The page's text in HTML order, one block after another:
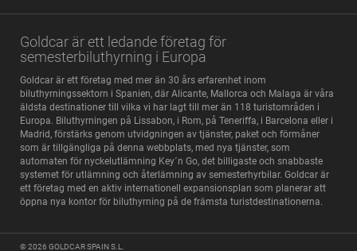
Goldcar är ett ledande företag för
semesterbiluthyrning i Europa
Goldcar är ett företag med mer än 30 års erfarenhet inom
biluthyrningssektorn i Spanien, där Alicante, Mallorca och Malaga är våra
äldsta destinationer till vilka vi har lagt till mer än 118 turistområden i
Europa. Biluthyrningen på Lissabon, i Rom, på Teneriffa, i Barcelona eller i
Madrid, förstärks genom utvidgningen av tjänster, paket och förmåner
som är tillgängliga på denna webbplats, med nya tjänster, som
automaten för nyckelutlämning Key´n Go, det billigaste och snabbaste
systemet för utlämning och återlämning av semesterhyrbilar. Goldcar är
ett företag med en aktiv internationell expansionsplan som planerar att
öppna nya kontor för biluthyrning på de främsta turistdestinationerna.
© 2026 GOLDCAR SPAIN S.L.